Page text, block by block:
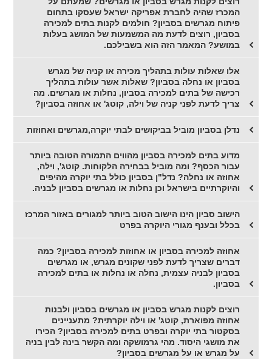
המכרז שהיה לחברת אפריקה ישראל שעסקו בתחום
פיתוח מגרשים בסביון? חולמים לקנות בתים למכירה
בסביון, רוצים לדעת מה המשמעות של המושג בעלות
במושע? המאמר הזה הוא בשבילכם.
אלו שאלות עולות בתהליך מכירה או קניה של מגרש
בסביון או נחלה בסביון? שאלות אשר עולות בתהליך
רכישה של בתים למכירה בסביון, נחלות או מגרשים. מה
צריך לדעת לפני קניה של וילה, קוטג' או אחוזה בסביון?
נדלן בסביון מוביל בביקושים לבתי יוקרה,מגרשים ואחוזות
מדוע בתים למכירה בסביון מהווים התמורה הטובה ביותר
עבור הכסף? ומה מוביל בבחירה הלקוחות. קוטג', וילה,
אחוזה או נחלה? נדל"ן בסביון כולל בתי יוקרה מהיפים
והיוקרתיים בישראל וכן נחלות או מגרשים בסביון לבניה.
הישוב סביון הינו הישוב הטוב ביותר למגורים באזור המרכז
בכלל ובענף מגורי היוקרה בפרט
אחוזה למכירה בסביון או אחוזות למכירה בסביון? כמה
דברים שצריך לדעת לפני שקונים מגרש, או מגרשים
בסביון לבניה עצמית, נחלה או נחלות או בתים למכירה
בסביון.
רוצים לקנות מגרש בסביון או מגרשים בסביון ולבנות
אחוזה מפוארת, קוטג' או וילה יוקרתית? מתעניינים
בסקטור בתי יוקרה ובפרט בתים למכירה בסביון? הכירו
את מושגי היסוד. מהי גרמושקה ומה הקשר בינה לבין בניה
על מגרש או על מגרשים בסביון?